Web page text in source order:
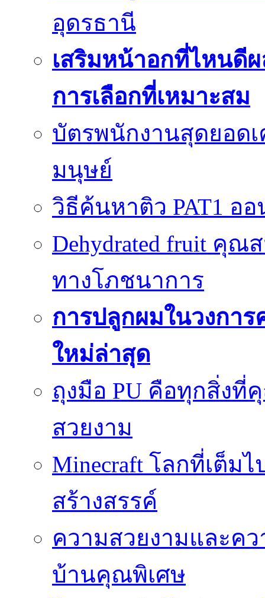
อุดรธานี
เสริมหน้าอกที่ไหนดี
การเลือกที่เหมาะสม
บัตรพนักงานสุดยอด
มนุษย์
วิธีค้นหาติว PAT1 อ
Dehydrated fruit คุ
ทางโภชนาการ
การปลูกผมในวงกา
ใหม่ล่าสุด
ถุงมือ PU คือทุกสิ่งที่
สวยงาม
Minecraft โลกที่เต็ม
สร้างสรรค์
ความสวยงามและค
บ้านคุณพิเศษ